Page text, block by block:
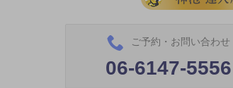
ご予約・お問い合わせ
06-6147-5556